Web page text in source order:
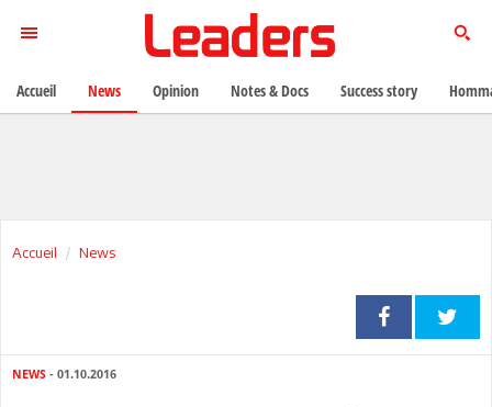
Accueil News
NEWS - 01.10.2016
Accueil News Opinion Notes & Docs Success story